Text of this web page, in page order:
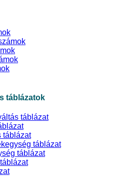
táblázatok
táblázat
táblázat
táblázat
táblázat